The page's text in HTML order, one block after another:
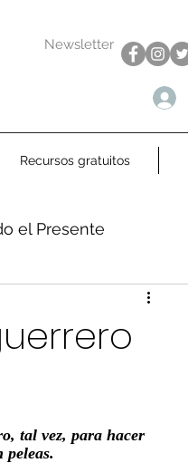
Newsletter
Recursos gratuitos
el Presente
tal vez, para hacer
peleas.